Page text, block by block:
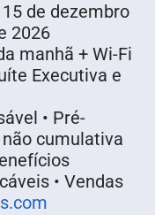
de dezembro
2026
manhã + Wi-Fi
Executiva e
• Pré-
cumulativa
• Vendas